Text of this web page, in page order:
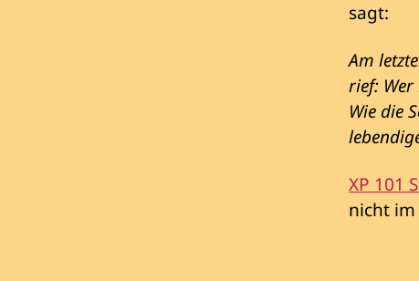
sagt:
Am
rief:
Wie die
XP 101
nicht im